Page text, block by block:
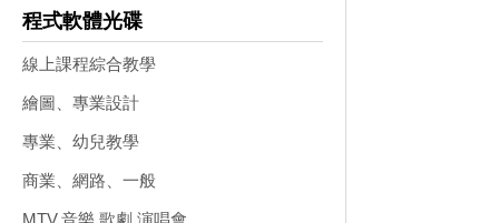
程式軟體光碟
線上課程綜合教學
繪圖、專業設計
專業、幼兒教學
商業、網路、一般
MTV,音樂,歌劇,演唱會